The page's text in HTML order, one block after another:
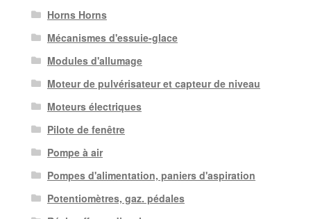
Horns Horns
Mécanismes d'essuie-glace
Modules d'allumage
Moteur de pulvérisateur et capteur de niveau
Moteurs électriques
Pilote de fenêtre
Pompe à air
Pompes d'alimentation, paniers d'aspiration
Potentiomètres, gaz. pédales